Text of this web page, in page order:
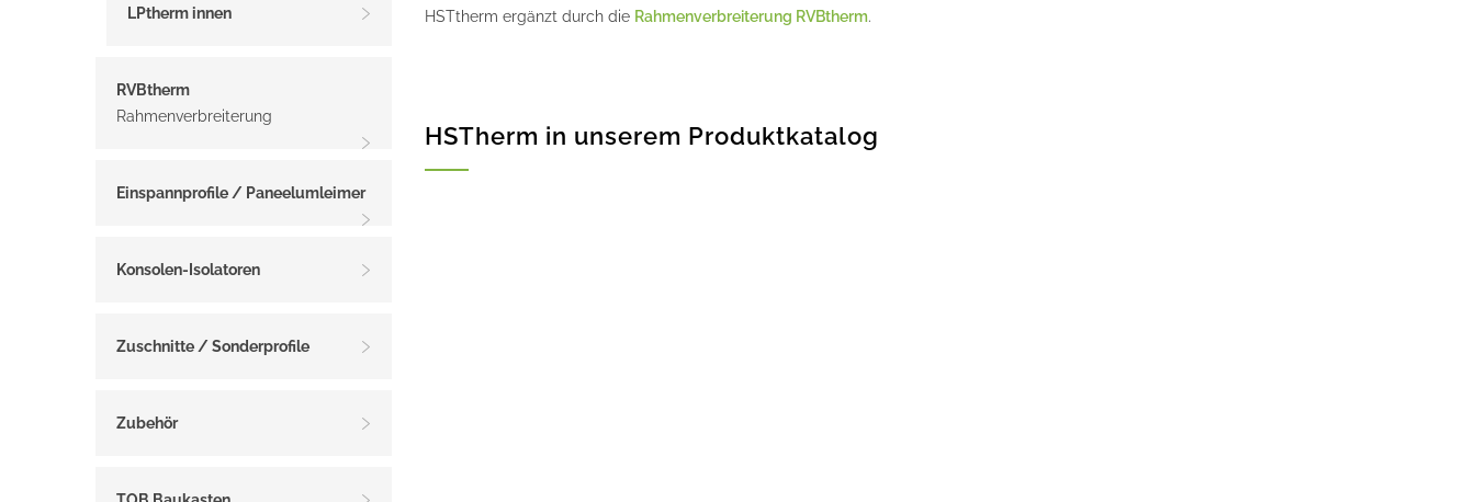
LPtherm innen
RVBtherm
Rahmenverbreiterung
Einspannprofile / Paneelumleimer
Konsolen-Isolatoren
Zuschnitte / Sonderprofile
Zubehör
HSTtherm ergänzt durch die Rahmenverbreiterung RVBtherm.
HSTherm in unserem Produktkatalog